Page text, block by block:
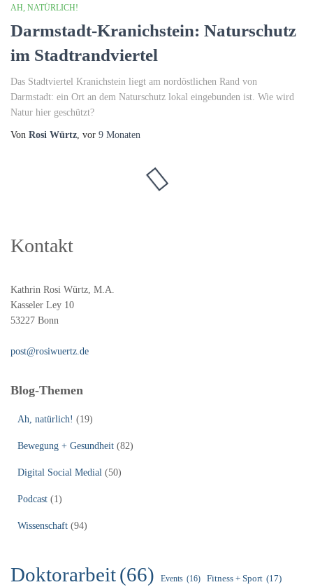
AH, NATÜRLICH!
Darmstadt-Kranichstein: Naturschutz
im Stadtrandviertel
Das Stadtviertel Kranichstein liegt am nordöstlichen Rand von
Darmstadt: ein Ort an dem Naturschutz lokal eingebunden ist. Wie wird
Natur hier geschützt?
Von Rosi Würtz , vor 9 Monaten
Kontakt
Kathrin Rosi Würtz, M.A.
Kasseler Ley 10
53227 Bonn
post@rosiwuertz.de
Blog-Themen
Ah, natürlich! (19)
Bewegung + Gesundheit (82)
Digital Social Medial (50)
Podcast (1)
Wissenschaft (94)
Doktorarbeit(66) Events (16) Fitness + Sport (17)